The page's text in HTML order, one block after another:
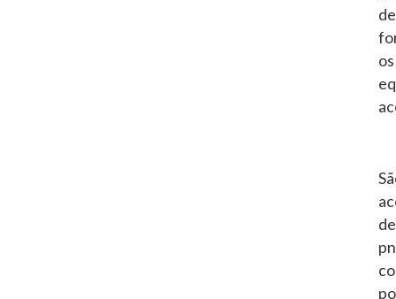
os
de